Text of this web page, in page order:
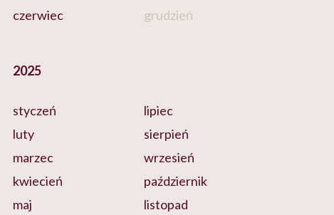
czerwiec
grudzień
2025
styczeń
luty
marzec
kwiecień
maj
lipiec
sierpień
wrzesień
październik
listopad